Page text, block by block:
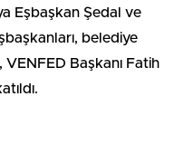
Eşbaşkan Şedal ve
belediye
Başkanı Fatih